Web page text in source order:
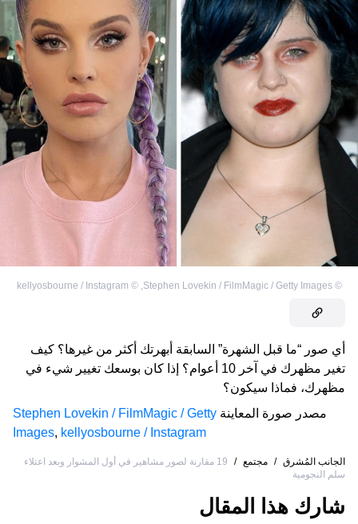
©
Stephen Lovekin / FilmMagic / Getty Images
,
©
kellyosbourne / Instagram
أي صور “ما قبل الشهرة” السابقة أبهرتك أكثر من غيرها؟ كيف
تغير مظهرك في آخر 10 أعوام؟ إذا كان بوسعك تغيير شيء في
مظهرك، فماذا سيكون؟
مصدر صورة المعاينة Stephen Lovekin / FilmMagic / Getty
Images, kellyosbourne / Instagram
الجانب المُشرق / مجتمع /
19 مقارنة لصور مشاهير في أول المشوار وبعد اعتلاء
سلم النجومية
شارك هذا المقال